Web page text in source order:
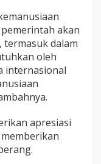
akan
termasuk dalam
oleh
internasional
apresiasi